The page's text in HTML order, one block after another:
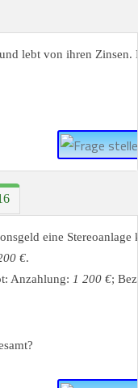
lebt von ihren
eine Stereoanlage
€.
Anzahlung: 1 200 €;